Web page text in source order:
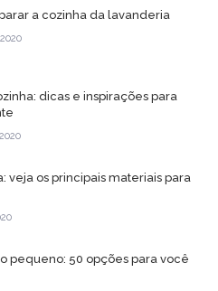
a cozinha da lavanderia
dicas e inspirações para
veja os principais materiais para
pequeno: 50 opções para você